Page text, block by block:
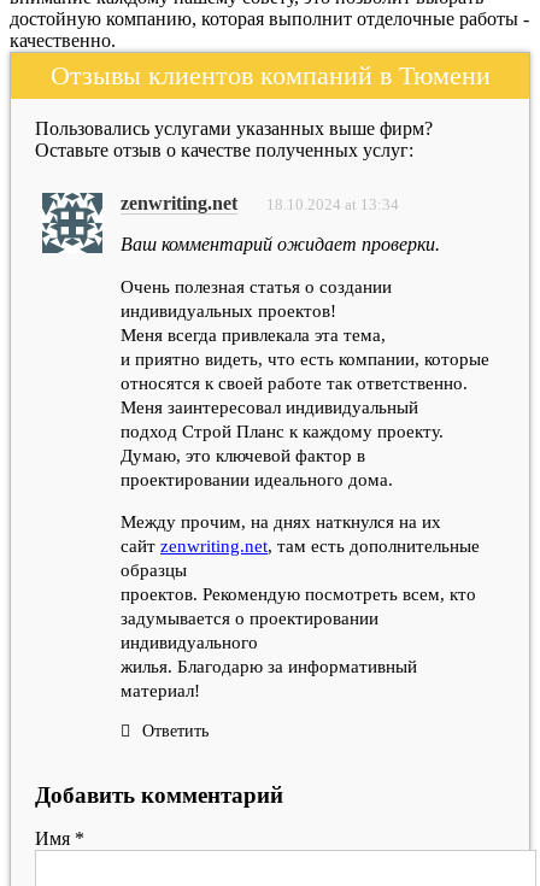
достойную компанию, которая выполнит отделочные работы -
качественно.
Отзывы клиентов компаний в Тюмени
Пользовались услугами указанных выше фирм?
Оставьте отзыв о качестве полученных услуг:
zenwriting.net 18.10.2024 at 13:34
Ваш комментарий ожидает проверки.
Очень полезная статья о создании
индивидуальных проектов!
Меня всегда привлекала эта тема,
и приятно видеть, что есть компании, которые
относятся к своей работе так ответственно.
Меня заинтересовал индивидуальный
подход Строй Планс к каждому проекту.
Думаю, это ключевой фактор в
проектировании идеального дома.
Между прочим, на днях наткнулся на их
сайт zenwriting.net, там есть дополнительные
образцы
проектов. Рекомендую посмотреть всем, кто
задумывается о проектировании
индивидуального
жилья. Благодарю за информативный
материал!
Ответить
Добавить комментарий
Имя *